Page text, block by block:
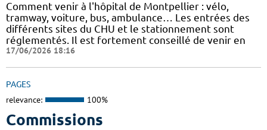
Comment venir à l'hôpital de Montpellier : vélo,
tramway, voiture, bus, ambulance… Les entrées des
différents sites du CHU et le stationnement sont
réglementés. Il est fortement conseillé de venir en
17/06/2026 18:16
PAGES
relevance: 100%
Commissions